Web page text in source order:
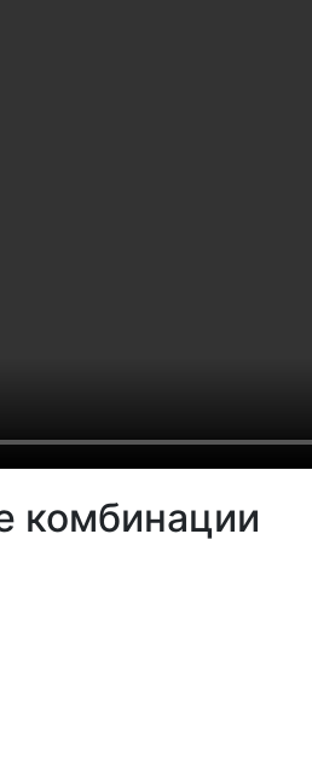
комбинации